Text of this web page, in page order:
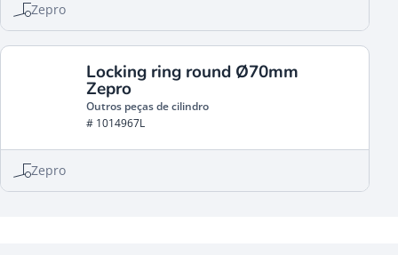
Zepro
Locking ring round Ø70mm
Zepro
Outros peças de cilindro
# 1014967L
Zepro